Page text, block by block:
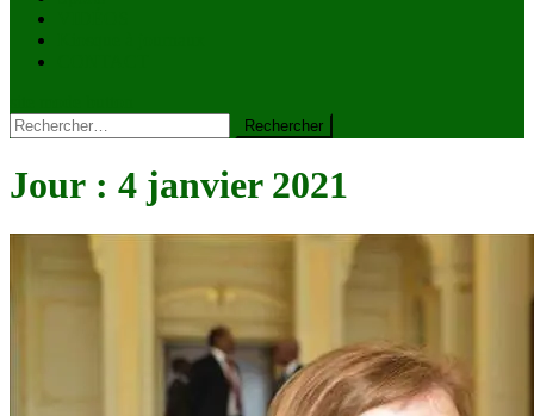
Rechercher :
Jour : 4 janvier 2021